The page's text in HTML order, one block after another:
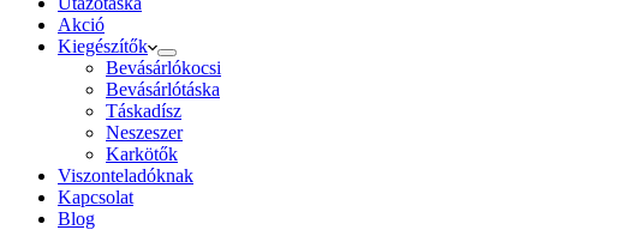
Akció
Kiegészítők
Bevásárlókocsi
Bevásárlótáska
Táskadísz
Neszeszer
Karkötők
Viszonteladóknak
Kapcsolat
Blog